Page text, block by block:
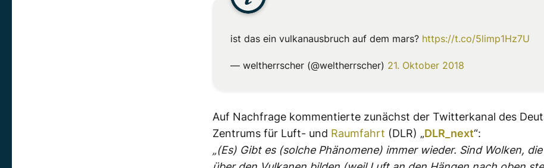
ist das ein vulkanausbruch auf dem mars? https://t.co/5limp1Hz7U
— weltherrscher (@weltherrscher) 21. Oktober 2018
Auf Nachfrage kommentierte zunächst der Twitterkanal des
Zentrums für Luft- und Raumfahrt (DLR) „DLR_next“:
„(Es) Gibt es (solche Phänomene) immer wieder. Sind Wolken,